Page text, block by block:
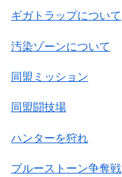
ギガトラップについて
汚染ゾーンについて
同盟ミッション
同盟闘技場
ハンターを狩れ
ブルーストーン争奪戦